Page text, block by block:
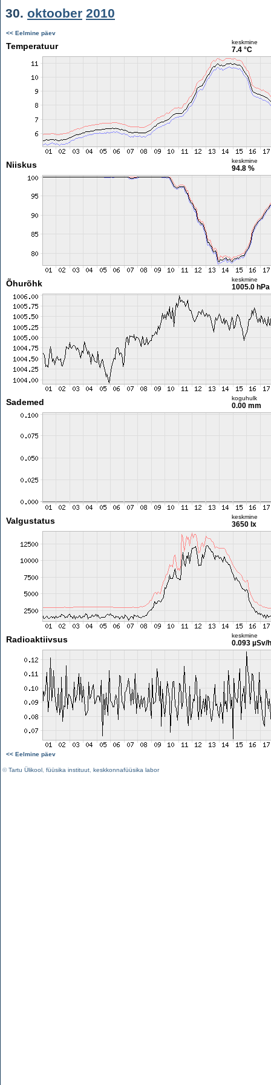
30. oktoober 2010
<< Eelmine päev
Temperatuur keskmine
7.4 °C
Niiskus keskmine
94.8 %
Õhurõhk keskmine
1005.0 hPa
Sademed koguhulk
0.00 mm
Valgustatus keskmine
3650 lx
Radioaktiivsus keskmine
0.093 µSv/h
<< Eelmine päev
©Tartu Ülikool füüsika instituut keskkonnafüüsika labor